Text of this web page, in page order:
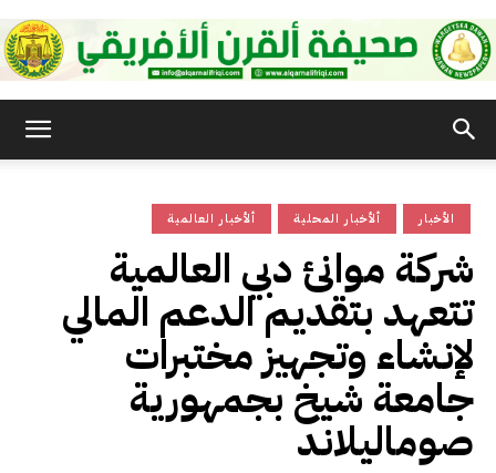
القرن
الأفريقي
ألأخبار العالمية ألأخبار المحلية الأخبار
شركة موانئ دبي العالمية
تتعهد بتقديم الدعم المالي
لإنشاء وتجهيز مختبرات
جامعة شيخ بجمهورية
صوماليلاند